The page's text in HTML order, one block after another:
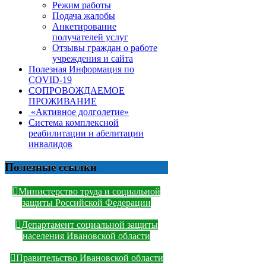
Режим работы
Подача жалобы
Анкетирование
получателей услуг
Отзывы граждан о работе
учреждения и сайта
Полезная Информация по
COVID-19
СОПРОВОЖДАЕМОЕ
ПРОЖИВАНИЕ
«Активное долголетие»
Система комплексной
реабилитации и абелитации
инвалидов
Полезные ссылки
Министерство труда и социальной
защиты Российской Федерации
Департамент социальной защиты
населения Ивановской области
Правительство Ивановской области